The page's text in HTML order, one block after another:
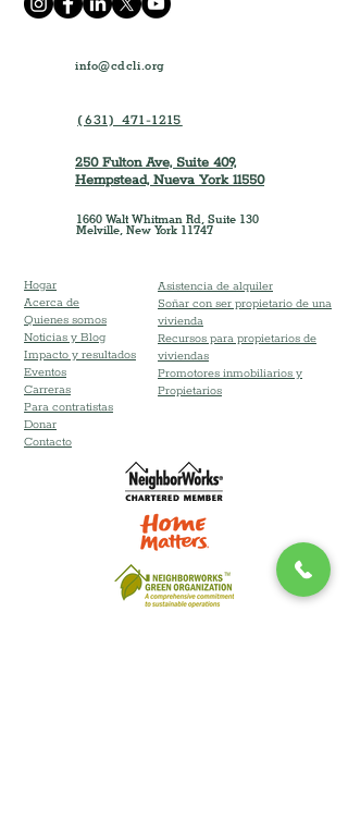
info@cdcli.org
(631) 471-1215
250 Fulton Ave, Suite 409,
Hempstead, Nueva York 11550
1660 Walt Whitman Rd, Suite 130
Melville, New York 11747
Hogar
Acerca de
Quienes somos
Noticias y Blog
Impacto y resultados
Eventos
Carreras
Para contratistas
Donar
Contacto
Asistencia de alquiler
Soñar con ser propietario de una
vivienda
Recursos para propietarios de
viviendas
Promotores inmobiliarios y
Propietarios